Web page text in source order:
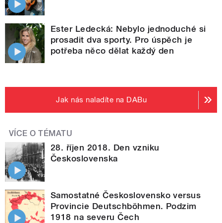
Ester Ledecká: Nebylo jednoduché si
prosadit dva sporty. Pro úspěch je
potřeba něco dělat každý den
Jak nás naladíte na DABu
VÍCE O TÉMATU
28. říjen 2018. Den vzniku
Československa
Samostatné Československo versus
Provincie Deutschböhmen. Podzim
1918 na severu Čech